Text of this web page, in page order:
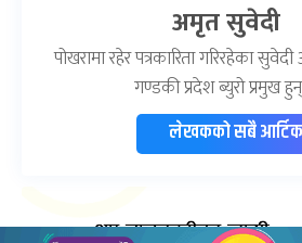
अमृत सुवेदी
पोखरामा रहेर पत्रकारिता गरिरहेका
गण्डकी प्रदेश ब्युरो प्रमुख
लेखकको सबै